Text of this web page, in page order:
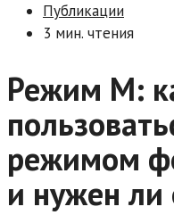
Публикации
3 мин. чтения
Режим M:
режимом
и нужен